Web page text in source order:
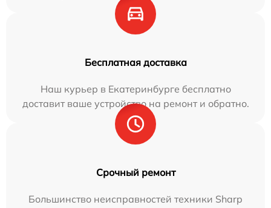
Бесплатная доставка
Наш курьер в Екатеринбурге бесплатно
доставит ваше устройство на ремонт и обратно.
Срочный ремонт
Большинство неисправностей техники Sharp